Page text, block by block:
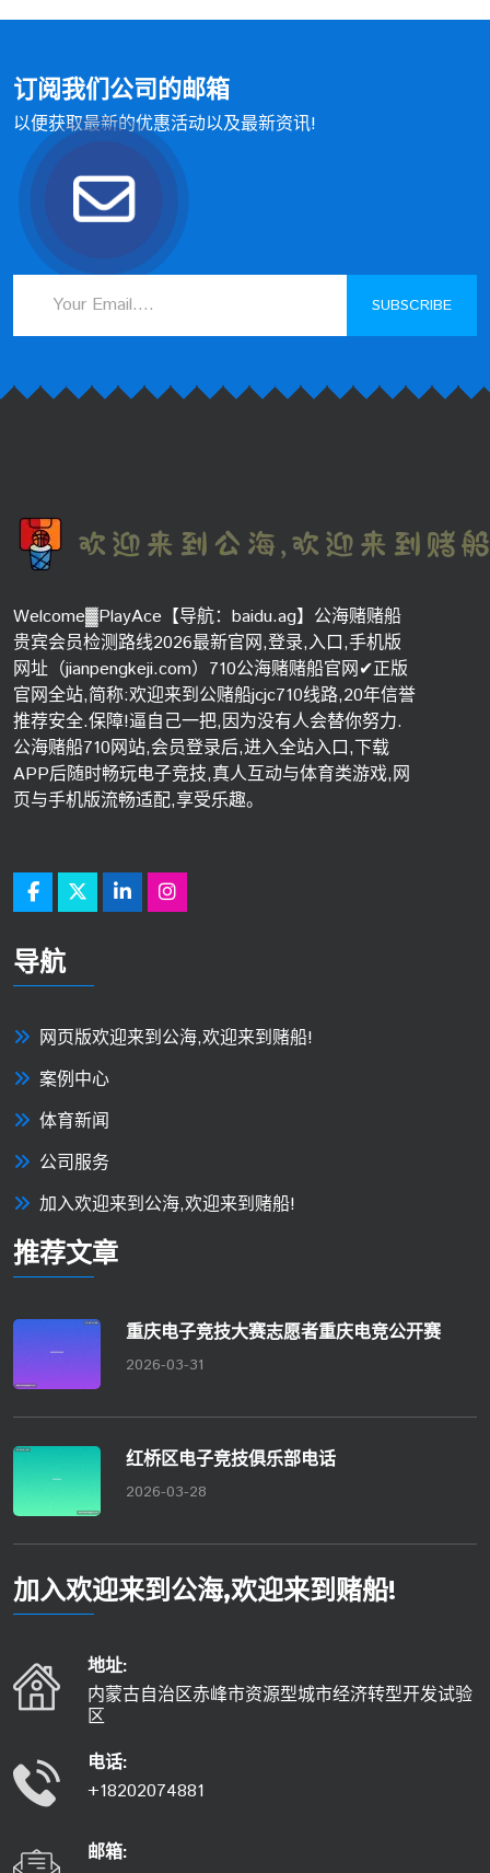
订阅我们公司的邮箱
以便获取最新的优惠活动以及最新资讯!
SUBSCRIBE
Welcome▓PlayAce【导航：baidu.ag】公海赌赌船
贵宾会员检测路线2026最新官网,登录,入口,手机版
网址（jianpengkeji.com）710公海赌赌船官网✔正版
官网全站,简称:欢迎来到公赌船jcjc710线路,20年信誉
推荐安全.保障!逼自己一把,因为没有人会替你努力.
公海赌船710网站,会员登录后,进入全站入口,下载
APP后随时畅玩电子竞技,真人互动与体育类游戏,网
页与手机版流畅适配,享受乐趣。
导航
网页版欢迎来到公海,欢迎来到赌船!
案例中心
体育新闻
公司服务
加入欢迎来到公海,欢迎来到赌船!
推荐文章
重庆电子竞技大赛志愿者重庆电竞公开赛
2026-03-31
红桥区电子竞技俱乐部电话
2026-03-28
加入欢迎来到公海,欢迎来到赌船!
地址:
内蒙古自治区赤峰市资源型城市经济转型开发试验
区
电话:
+18202074881
邮箱: